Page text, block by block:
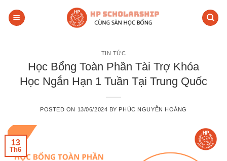
TIN TỨC
Học Bổng Toàn Phần Tài Trợ Khóa
Học Ngắn Hạn 1 Tuần Tại Trung Quốc
POSTED ON 13/06/2024 BY PHÚC NGUYỄN HOÀNG
13
Th6